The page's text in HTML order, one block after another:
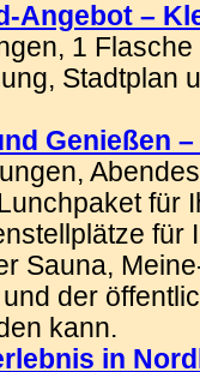
Angebot –
1
Stadtplan
Genießen
für
für
Sauna,
der
kann.
in